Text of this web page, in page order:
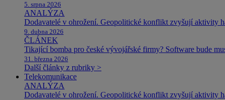
5. srpna 2026
ANALÝZA
Dodavatelé v ohrožení. Geopolitické konflikt zvyšují aktivity
9. dubna 2026
ČLÁNEK
Tikající bomba pro české vývojářské firmy? Software bude
31. března 2026
Další články z rubriky >
Telekomunikace
ANALÝZA
Dodavatelé v ohrožení. Geopolitické konflikt zvyšují aktivity